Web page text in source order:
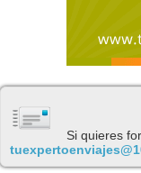
Si quieres